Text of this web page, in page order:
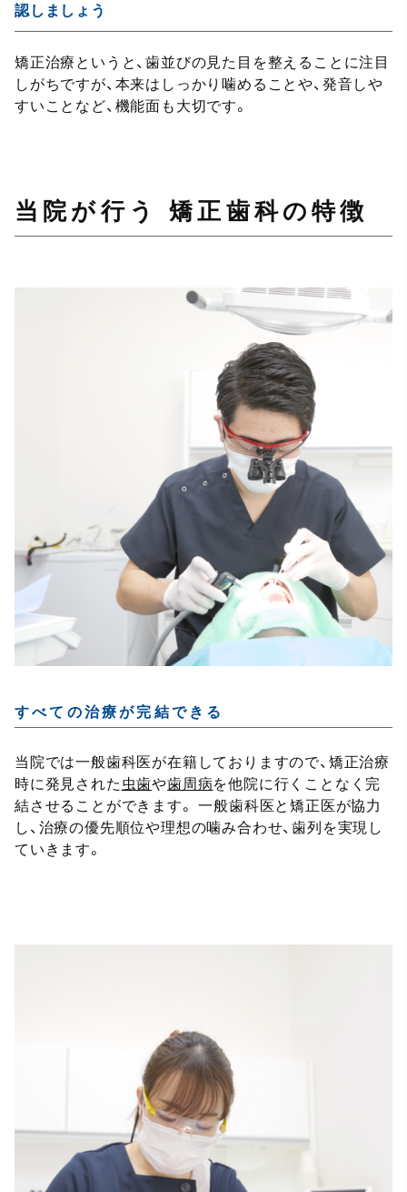
認しましょう
矯正治療というと、歯並びの見た目を整えることに注目
しがちですが、本来はしっかり噛めることや、発音しや
すいことなど、機能面も大切です。
当院が行う 矯正歯科の特徴
すべての治療が完結できる
当院では一般歯科医が在籍しておりますので、矯正治療
時に発見された虫歯や歯周病を他院に行くことなく完
結させることができます。 一般歯科医と矯正医が協力
し、治療の優先順位や理想の噛み合わせ、歯列を実現し
ていきます。